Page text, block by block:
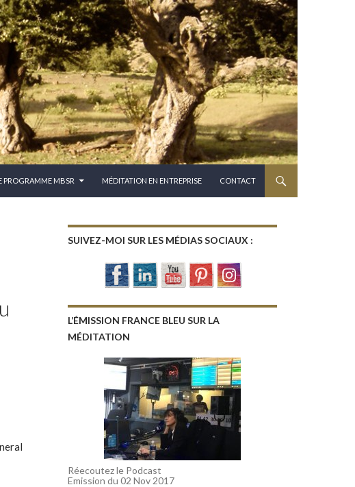
PROGRAMME MBSR MÉDITATION EN ENTREPRISE CONTACT
SUIVEZ-MOI SUR LES MÉDIAS SOCIAUX :
L’ÉMISSION FRANCE BLEU SUR LA
MÉDITATION
Réecoutez le Podcast
Emission du 02 Nov 2017